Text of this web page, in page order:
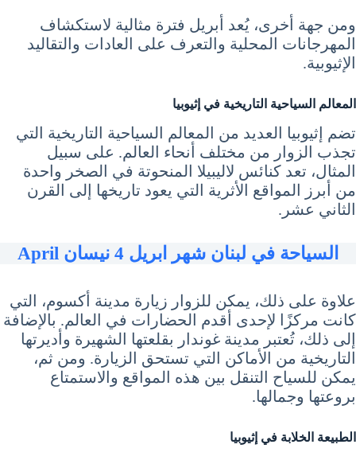
ومن جهة أخرى، يُعد أبريل فترة مثالية لاستكشاف
المهرجانات المحلية والتعرف على العادات والتقاليد
الإثيوبية.
المعالم السياحية التاريخية في إثيوبيا
تضم إثيوبيا العديد من المعالم السياحية التاريخية التي
تجذب الزوار من مختلف أنحاء العالم. على سبيل
المثال، تعد كنائس لاليبيلا المنحوتة في الصخر واحدة
من أبرز المواقع الأثرية التي يعود تاريخها إلى القرن
الثاني عشر.
السياحة في لبنان شهر ابريل 4 نيسان April
علاوة على ذلك، يمكن للزوار زيارة مدينة أكسوم، التي
كانت مركزًا لإحدى أقدم الحضارات في العالم. بالإضافة
إلى ذلك، تُعتبر مدينة غوندار بقلعتها الشهيرة وأديرتها
التاريخية من الأماكن التي تستحق الزيارة. ومن ثم،
يمكن للسياح التنقل بين هذه المواقع والاستمتاع
بروعتها وجمالها.
الطبيعة الخلابة في إثيوبيا